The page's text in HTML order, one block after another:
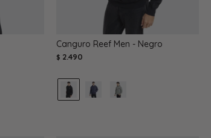
Canguro Reef Men - Negro
$ 2.490